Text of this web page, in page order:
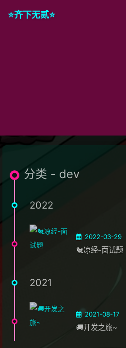
⭐️齐下无贰⭐️
分类 - dev
2022
2022-03-29
🐔凉经-面试题
2021
2021-08-17
🚚开发之旅~